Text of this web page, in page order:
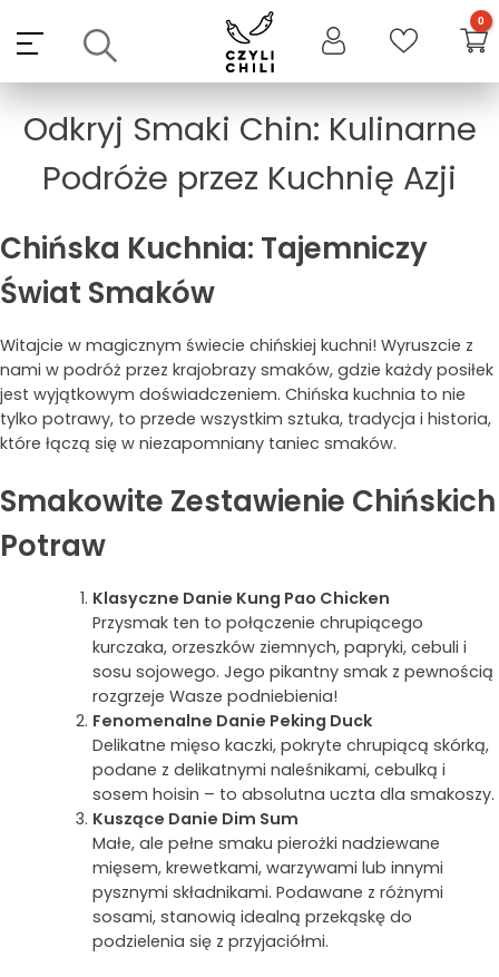
content
Odkryj Smaki Chin: Kulinarne
Podróże przez Kuchnię Azji
Chińska Kuchnia: Tajemniczy
Świat Smaków
Witajcie w magicznym świecie chińskiej kuchni! Wyruszcie z
nami w podróż przez krajobrazy smaków, gdzie każdy posiłek
jest wyjątkowym doświadczeniem. Chińska kuchnia to nie
tylko potrawy, to przede wszystkim sztuka, tradycja i historia,
które łączą się w niezapomniany taniec smaków.
Smakowite Zestawienie Chińskich
Potraw
Klasyczne Danie Kung Pao Chicken
Przysmak ten to połączenie chrupiącego
kurczaka, orzeszków ziemnych, papryki, cebuli i
sosu sojowego. Jego pikantny smak z pewnością
rozgrzeje Wasze podniebienia!
Fenomenalne Danie Peking Duck
Delikatne mięso kaczki, pokryte chrupiącą skórką,
podane z delikatnymi naleśnikami, cebulką i
sosem hoisin – to absolutna uczta dla smakoszy.
Kuszące Danie Dim Sum
Małe, ale pełne smaku pierożki nadziewane
mięsem, krewetkami, warzywami lub innymi
pysznymi składnikami. Podawane z różnymi
sosami, stanowią idealną przekąskę do
podzielenia się z przyjaciółmi.